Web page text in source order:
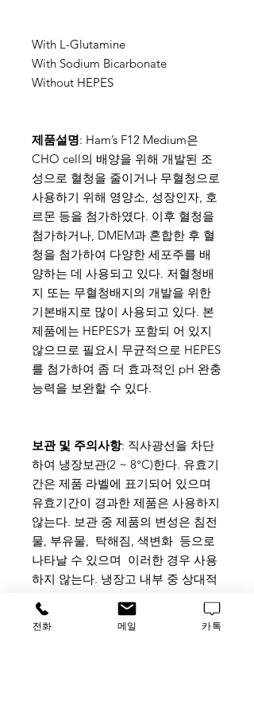
With L-Glutamine
With Sodium Bicarbonate
Without HEPES
제품설명: Ham’s F12 Medium은
CHO cell의 배양을 위해 개발된 조
성으로 혈청을 줄이거나 무혈청으로
사용하기 위해 영양소, 성장인자, 호
르몬 등을 첨가하였다. 이후 혈청을
첨가하거나, DMEM과 혼합한 후 혈
청을 첨가하여 다양한 세포주를 배
양하는 데 사용되고 있다. 저혈청배
지 또는 무혈청배지의 개발을 위한
기본배지로 많이 사용되고 있다. 본
제품에는 HEPES가 포함되 어 있지
않으므로 필요시 무균적으로 HEPES
를 첨가하여 좀 더 효과적인 pH 완충
능력을 보완할 수 있다.
보관 및 주의사항: 직사광선을 차단
하여 냉장보관(2 ~ 8°C)한다. 유효기
간은 제품 라벨에 표기되어 있으며
유효기간이 경과한 제품은 사용하지
않는다. 보관 중 제품의 변성은 침전
물, 부유물, 탁해짐, 색변화 등으로
나타날 수 있으며 이러한 경우 사용
하지 않는다. 냉장고 내부 중 상대적
으로 온도가 낮은(0°C) 냉장고의 내
부 벽면에 붙여서 보관하게 되면 얼
음결정으로 인한 변성이 발생할 수
전화 메일 카톡